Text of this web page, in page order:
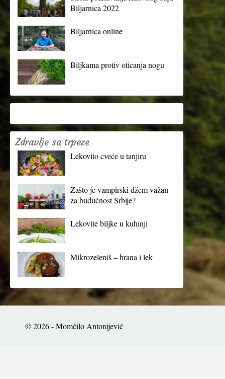
Biljarnica 2022
Biljarnica online
Biljkama protiv oticanja nogu
Zdravlje sa trpeze
Lekovito cveće u tanjiru
Zašto je vampirski džem važan
za budućnost Srbije?
Lekovite biljke u kuhinji
Mikrozeleniš – hrana i lek
© 2026 - Momčilo Antonijević